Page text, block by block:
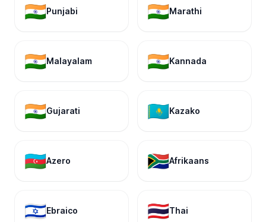
🇮🇳Punjabi 🇮🇳Marathi
🇮🇳Malayalam 🇮🇳Kannada
🇮🇳Gujarati 🇰🇿Kazako
🇦🇿Azero 🇿🇦Afrikaans
🇮🇱Ebraico 🇹🇭Thai